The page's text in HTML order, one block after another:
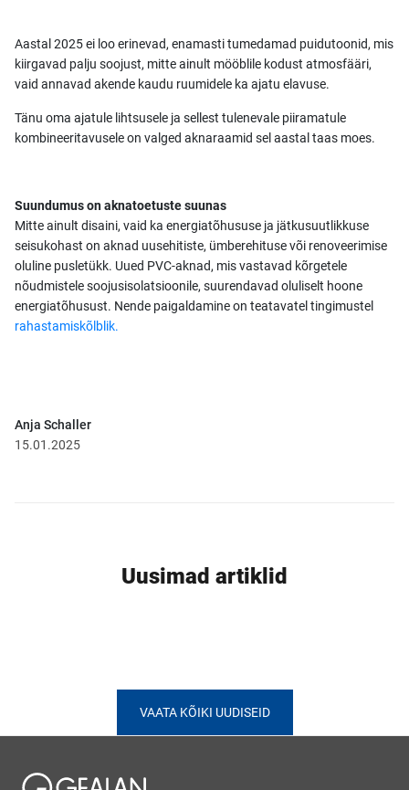
Aastal 2025 ei loo erinevad, enamasti tumedamad puidutoonid, mis
kiirgavad palju soojust, mitte ainult mööblile kodust atmosfääri,
vaid annavad akende kaudu ruumidele ka ajatu elavuse.
Tänu oma ajatule lihtsusele ja sellest tulenevale piiramatule
kombineeritavusele on valged aknaraamid sel aastal taas moes.
Suundumus on aknatoetuste suunas
Mitte ainult disaini, vaid ka energiatõhususe ja jätkusuutlikkuse
seisukohast on aknad uusehitiste, ümberehituse või renoveerimise
oluline pusletükk. Uued PVC-aknad, mis vastavad kõrgetele
nõudmistele soojusisolatsioonile, suurendavad oluliselt hoone
energiatõhusust. Nende paigaldamine on teatavatel tingimustel
rahastamiskõlblik.
Anja Schaller
15.01.2025
Uusimad artiklid
VAATA KÕIKI UUDISEID